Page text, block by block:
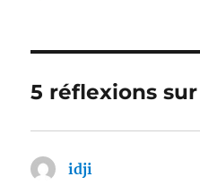
5 réflexions sur
idji